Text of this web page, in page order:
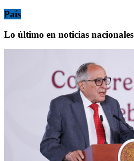
País
Lo último en noticias nacionales